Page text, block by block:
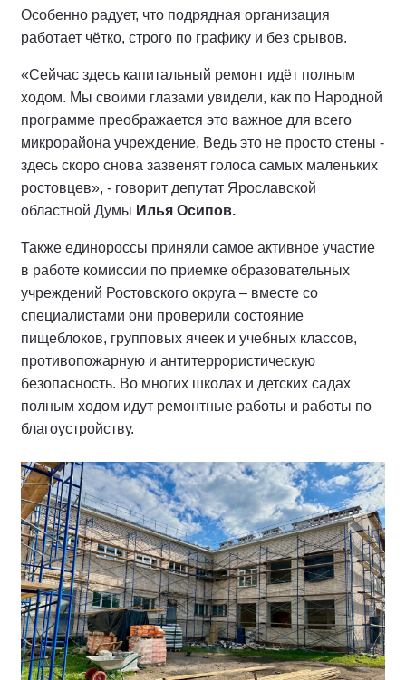
Особенно радует, что подрядная организация
работает чётко, строго по графику и без срывов.
«Сейчас здесь капитальный ремонт идёт полным
ходом. Мы своими глазами увидели, как по Народной
программе преображается это важное для всего
микрорайона учреждение. Ведь это не просто стены -
здесь скоро снова зазвенят голоса самых маленьких
ростовцев», - говорит депутат Ярославской
областной Думы Илья Осипов.
Также единороссы приняли самое активное участие
в работе комиссии по приемке образовательных
учреждений Ростовского округа – вместе со
специалистами они проверили состояние
пищеблоков, групповых ячеек и учебных классов,
противопожарную и антитеррористическую
безопасность. Во многих школах и детских садах
полным ходом идут ремонтные работы и работы по
благоустройству.